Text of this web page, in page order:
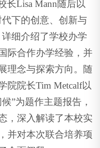
长Lisa Mann随后以
下的创意、创新与
细介绍了学校办学
际合作办学经验，并
理念与探索方向。随
院院长Tim Metcalf以
”为题作主题报告，
，深入解读了本校实
并对本次联合培养项